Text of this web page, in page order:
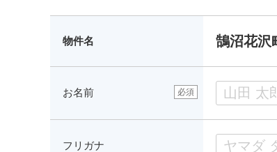
物件名 鵠沼花沢
お名前 必須
フリガナ